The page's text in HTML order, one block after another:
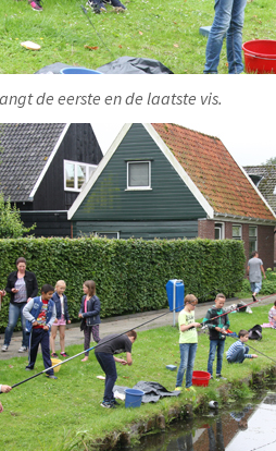
eerste en de laatste vis.